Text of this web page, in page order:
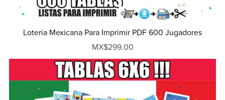
Loteria Mexicana Para Imprimir PDF 600 Jugadores
MX$299.00